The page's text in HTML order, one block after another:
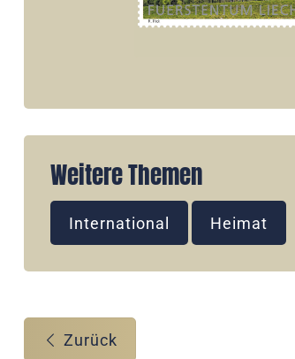
Weitere Themen
International Heimat
Zurück